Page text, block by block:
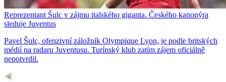
Reprezentant Šulc v zájmu italského giganta. Českého kanonýra
sleduje Juventus
Pavel Šulc, ofenzivní záložník Olympique Lyon, je podle britských
médií na radaru Juventusu. Turínský klub zatím zájem oficiálně
nepotvrdil.